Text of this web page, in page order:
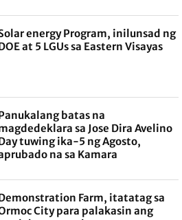
energy Program, inilunsad ng
at 5 LGUs sa Eastern Visayas
batas na
sa Jose Dira Avelino
tuwing ika-5 ng Agosto,
na sa Kamara
Farm, itatatag sa
City para palakasin ang